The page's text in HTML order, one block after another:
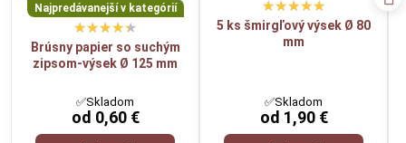
Najpredávanejší v kategórií
Brúsny papier so suchým
zipsom-výsek Ø 125 mm
✅Skladom
od 0,60 €
5 ks šmirgľový výsek Ø 80
mm
✅Skladom
od 1,90 €